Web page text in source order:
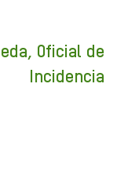
Oficial de
Incidencia